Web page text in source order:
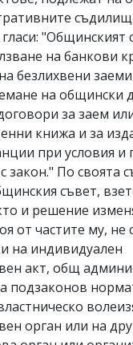
"Общинският
на банкови
безлихвени
на общински
за заем
книжа и за
при условия и
закон." По своята
съвет,
и решение
от частите му, не
на индивидуален
акт, общ
подзаконов
орган или на